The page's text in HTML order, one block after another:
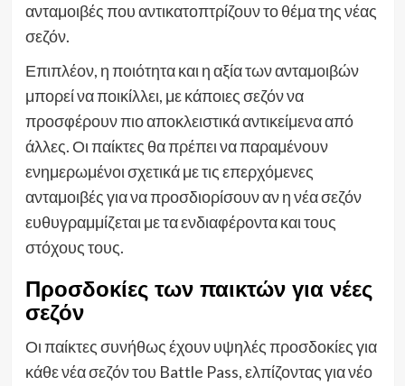
ανταμοιβές που αντικατοπτρίζουν το θέμα της νέας
σεζόν.
Επιπλέον, η ποιότητα και η αξία των ανταμοιβών
μπορεί να ποικίλλει, με κάποιες σεζόν να
προσφέρουν πιο αποκλειστικά αντικείμενα από
άλλες. Οι παίκτες θα πρέπει να παραμένουν
ενημερωμένοι σχετικά με τις επερχόμενες
ανταμοιβές για να προσδιορίσουν αν η νέα σεζόν
ευθυγραμμίζεται με τα ενδιαφέροντα και τους
στόχους τους.
Προσδοκίες των παικτών για νέες
σεζόν
Οι παίκτες συνήθως έχουν υψηλές προσδοκίες για
κάθε νέα σεζόν του Battle Pass, ελπίζοντας για νέο